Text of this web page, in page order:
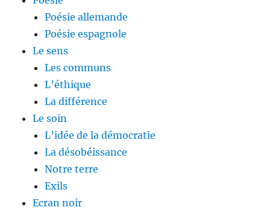
Poésie allemande
Poésie espagnole
Le sens
Les communs
L’éthique
La différence
Le soin
L’idée de la démocratie
La désobéissance
Notre terre
Exils
Ecran noir